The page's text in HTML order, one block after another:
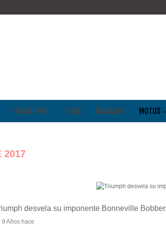
PANTALONES BOTAS KAWASAKI MOTOS
2017
desvela su imponente Bonneville Bobber
9 Años hace